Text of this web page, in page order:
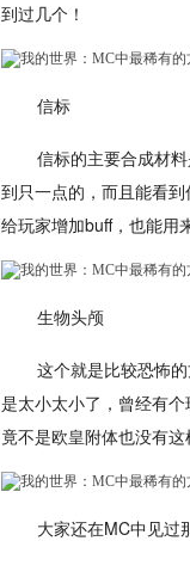
到过几个！
信标
信标的主要合成材
到只一点的，而且能看
给玩家增加buff，也能用
生物头颅
这个就是比较恐怖
是太小太小了，曾经有
竟不是欧皇附体也没有
大家还在MC中见过